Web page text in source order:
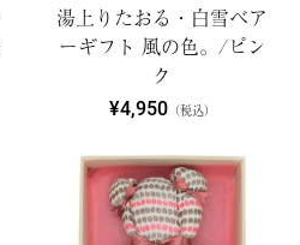
湯上りたおる・白雪ベア
ーギフト 風の色。/ピン
ク
¥4,950（税込）